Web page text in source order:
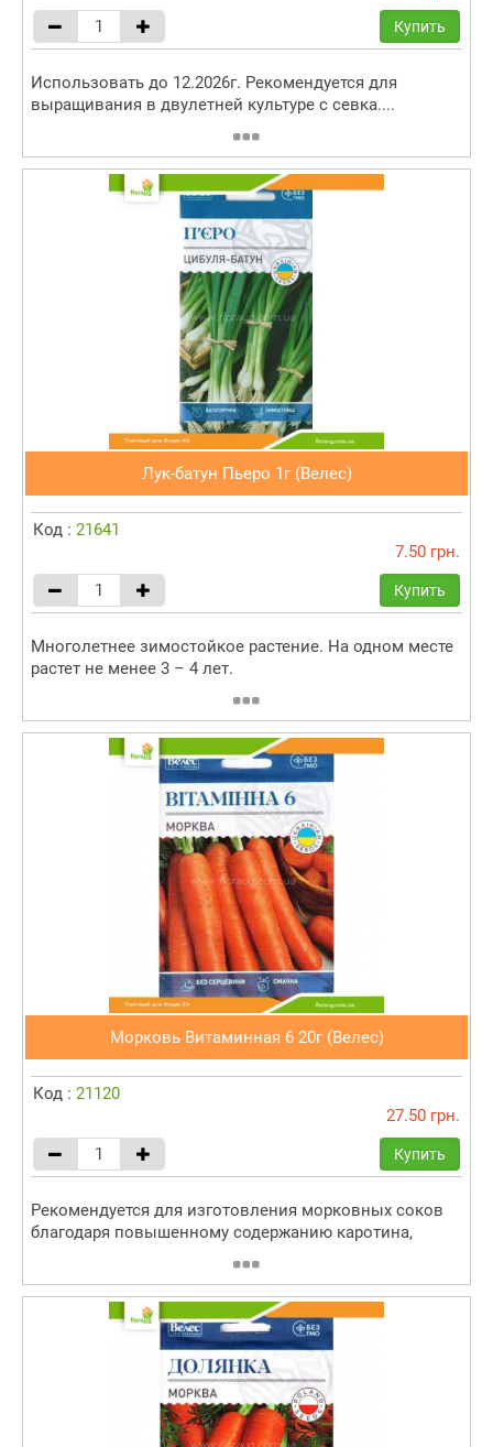
Купить
Использовать до 12.2026г. Рекомендуется для
выращивания в двулетней культуре с севка....
Лук-батун Пьеро 1г (Велес)
Код : 21641
7.50 грн.
Купить
Многолетнее зимостойкое растение. На одном месте
растет не менее 3 – 4 лет.
Морковь Витаминная 6 20г (Велес)
Код : 21120
27.50 грн.
Купить
Рекомендуется для изготовления морковных соков
благодаря повышенному содержанию каротина,